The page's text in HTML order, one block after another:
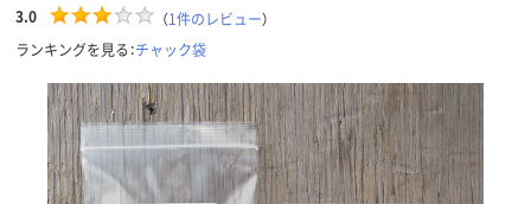
3.0 （1件のレビュー）
ランキングを見る：チャック袋